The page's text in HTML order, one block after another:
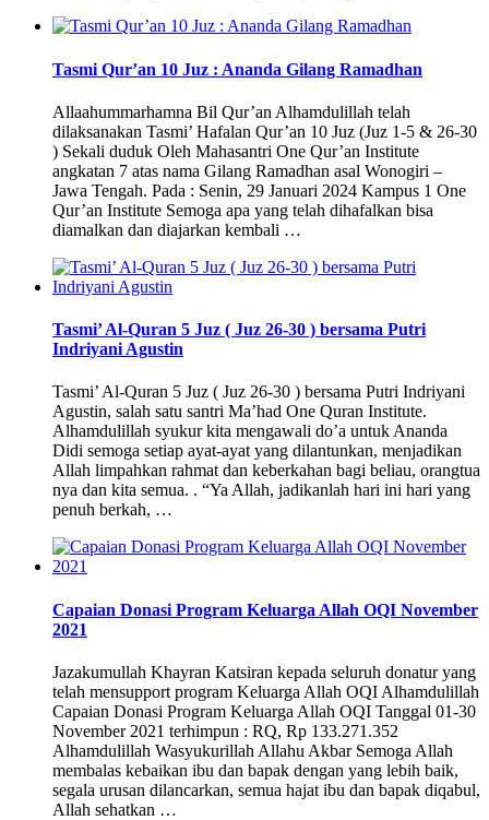
Tasmi Qur’an 10 Juz : Ananda Gilang Ramadhan
Allaahummarhamna Bil Qur’an Alhamdulillah telah
dilaksanakan Tasmi’ Hafalan Qur’an 10 Juz (Juz 1-5 & 26-30
) Sekali duduk Oleh Mahasantri One Qur’an Institute
angkatan 7 atas nama Gilang Ramadhan asal Wonogiri –
Jawa Tengah. Pada : Senin, 29 Januari 2024 Kampus 1 One
Qur’an Institute Semoga apa yang telah dihafalkan bisa
diamalkan dan diajarkan kembali …
Tasmi’ Al-Quran 5 Juz ( Juz 26-30 ) bersama Putri
Indriyani Agustin
Tasmi’ Al-Quran 5 Juz ( Juz 26-30 ) bersama Putri Indriyani
Agustin, salah satu santri Ma’had One Quran Institute.
Alhamdulillah syukur kita mengawali do’a untuk Ananda
Didi semoga setiap ayat-ayat yang dilantunkan, menjadikan
Allah limpahkan rahmat dan keberkahan bagi beliau, orangtua
nya dan kita semua. . “Ya Allah, jadikanlah hari ini hari yang
penuh berkah, …
Capaian Donasi Program Keluarga Allah OQI November
2021
Jazakumullah Khayran Katsiran kepada seluruh donatur yang
telah mensupport program Keluarga Allah OQI Alhamdulillah
Capaian Donasi Program Keluarga Allah OQI Tanggal 01-30
November 2021 terhimpun : RQ, Rp 133.271.352
Alhamdulillah Wasyukurillah Allahu Akbar Semoga Allah
membalas kebaikan ibu dan bapak dengan yang lebih baik,
segala urusan dilancarkan, semua hajat ibu dan bapak diqabul,
Allah sehatkan …